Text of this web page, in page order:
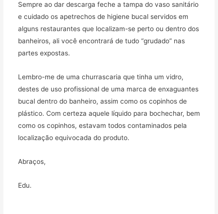
Sempre ao dar descarga feche a tampa do vaso sanitário
e cuidado os apetrechos de higiene bucal servidos em
alguns restaurantes que localizam-se perto ou dentro dos
banheiros, ali você encontrará de tudo “grudado” nas
partes expostas.
Lembro-me de uma churrascaria que tinha um vidro,
destes de uso profissional de uma marca de enxaguantes
bucal dentro do banheiro, assim como os copinhos de
plástico. Com certeza aquele líquido para bochechar, bem
como os copinhos, estavam todos contaminados pela
localização equivocada do produto.
Abraços,
Edu.